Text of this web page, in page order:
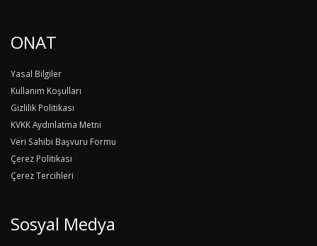
ONAT
Yasal Bilgiler
Kullanım Koşulları
Gizlilik Politikası
KVKK Aydınlatma Metni
Veri Sahibi Başvuru Formu
Çerez Politikası
Çerez Tercihleri
Sosyal Medya